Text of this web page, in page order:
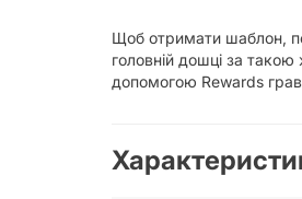
Щоб отримати шаблон,
головній дошці за
допомогою Rewards